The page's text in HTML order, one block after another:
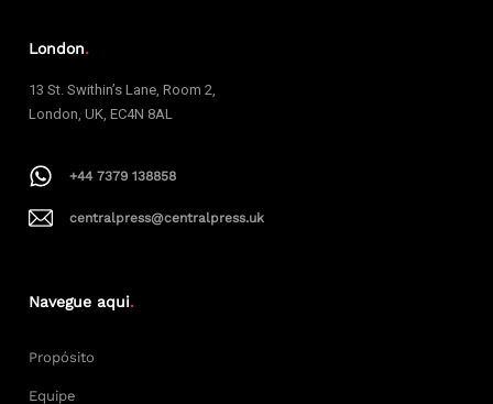
London.
13 St. Swithin’s Lane, Room 2,
London, UK, EC4N 8AL
+44 7379 138858
centralpress@centralpress.uk
Navegue aqui.
Propósito
Equipe